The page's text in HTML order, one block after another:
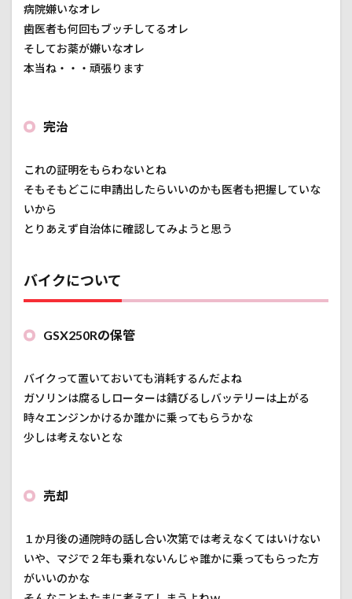
病院嫌いなオレ
歯医者も何回もブッチしてるオレ
そしてお薬が嫌いなオレ
本当ね・・・頑張ります
完治
これの証明をもらわないとね
そもそもどこに申請出したらいいのかも医者も把握していな
いから
とりあえず自治体に確認してみようと思う
バイクについて
GSX250Rの保管
バイクって置いておいても消耗するんだよね
ガソリンは腐るしローターは錆びるしバッテリーは上がる
時々エンジンかけるか誰かに乗ってもらうかな
少しは考えないとな
売却
１か月後の通院時の話し合い次第では考えなくてはいけない
いや、マジで２年も乗れないんじゃ誰かに乗ってもらった方
がいいのかな